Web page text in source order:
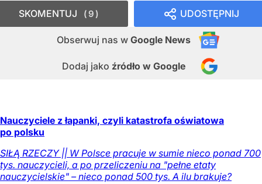
UDOSTĘPNIJ
Obserwuj nas w Google News
Dodaj jako źródło w Google
SKOMENTUJ 9
Nauczyciele z łapanki, czyli katastrofa oświatowa
po polsku
SIŁĄ RZECZY || W Polsce pracuje w sumie nieco ponad 700
tys. nauczycieli, a po przeliczeniu na "pełne etaty
nauczycielskie" – nieco ponad 500 tys. A ilu brakuje?